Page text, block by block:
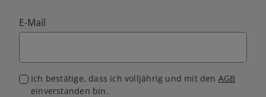
E-Mail
Ich bestätige, dass ich volljährig und mit den AGB
einverstanden bin.